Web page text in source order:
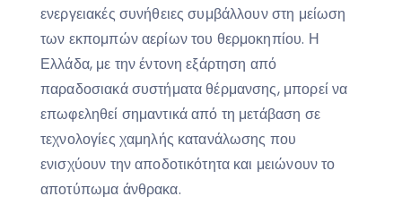
ενεργειακές συνήθειες συμβάλλουν στη μείωση
των εκπομπών αερίων του θερμοκηπίου. Η
Ελλάδα, με την έντονη εξάρτηση από
παραδοσιακά συστήματα θέρμανσης, μπορεί να
επωφεληθεί σημαντικά από τη μετάβαση σε
τεχνολογίες χαμηλής κατανάλωσης που
ενισχύουν την αποδοτικότητα και μειώνουν το
αποτύπωμα άνθρακα.